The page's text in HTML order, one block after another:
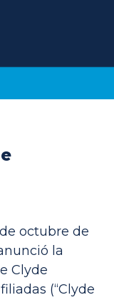
octubre de
la
Clyde
(“Clyde